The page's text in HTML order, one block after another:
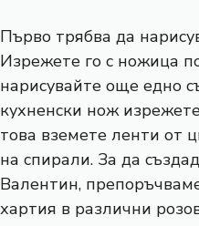
Първо трябва да
Изрежете го с ножица
нарисувайте още едно
кухненски нож
това вземете ленти от
на спирали. За да
Валентин,
хартия в различни